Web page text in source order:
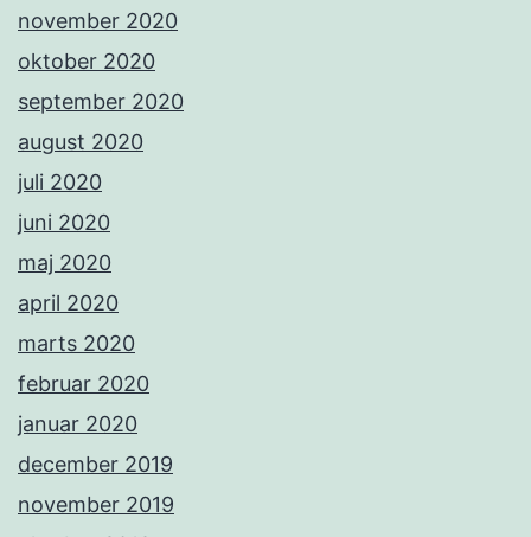
november 2020
oktober 2020
september 2020
august 2020
juli 2020
juni 2020
maj 2020
april 2020
marts 2020
februar 2020
januar 2020
december 2019
november 2019